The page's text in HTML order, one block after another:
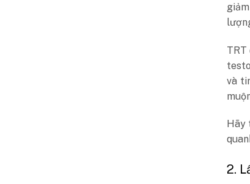
và
Hãy
2.